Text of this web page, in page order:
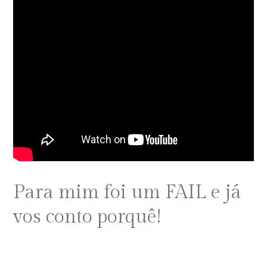
Para mim foi um FAIL e já
vos conto porquê!